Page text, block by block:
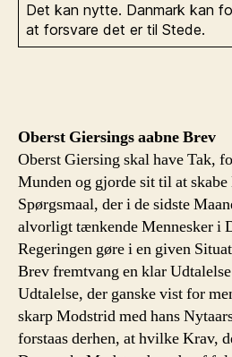
Det kan nytte. Danmark kan
at forsvare det er til Stede.
Oberst Giersings aabne Brev
Oberst Giersing skal have Tak,
Munden og gjorde sit til at
Spørgsmaal, der i de sidste
alvorligt tænkende Mennesker i
Regeringen gøre i en given
Brev fremtvang en klar
Udtalelse, der ganske vist for
skarp Modstrid med hans
forstaas derhen, at hvilke Krav,